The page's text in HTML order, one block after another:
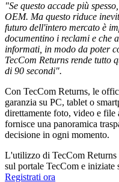
"Se questo accade più
OEM. Ma questo riduce
futuro dell'intero mercato è
documentino i reclami e che
informati, in modo da poter
TecCom Returns rende tutto
di 90 secondi".
Con TecCom Returns, le
garanzia su PC, tablet o
direttamente foto, video e
fornisce una panoramica
decisione in ogni momento.
L'utilizzo di TecCom
sul portale TecCom e iniziate
Registrati ora